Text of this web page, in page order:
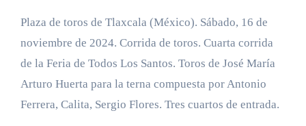
Plaza de toros de Tlaxcala (México). Sábado, 16 de
noviembre de 2024. Corrida de toros. Cuarta corrida
de la Feria de Todos Los Santos. Toros de José María
Arturo Huerta para la terna compuesta por Antonio
Ferrera, Calita, Sergio Flores. Tres cuartos de entrada.